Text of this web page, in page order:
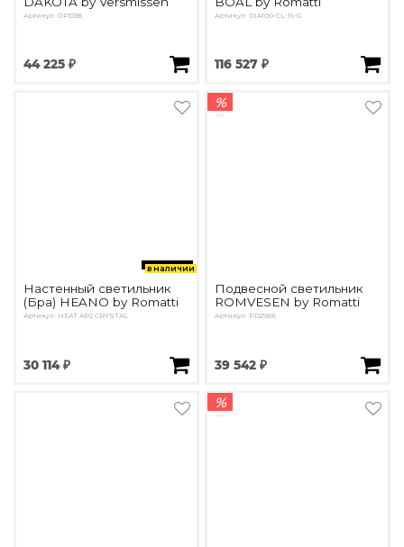
Артикул: OPD38
44 225 ₽
Артикул: DIA100-CL-16-G
116 527 ₽
в наличии
Настенный светильник
(Бра) HEANO by Romatti
Артикул: HEAT AP2 CRYSTAL
30 114 ₽
%
Подвесной светильник
ROMVESEN by Romatti
Артикул: PD2988
39 542 ₽
%